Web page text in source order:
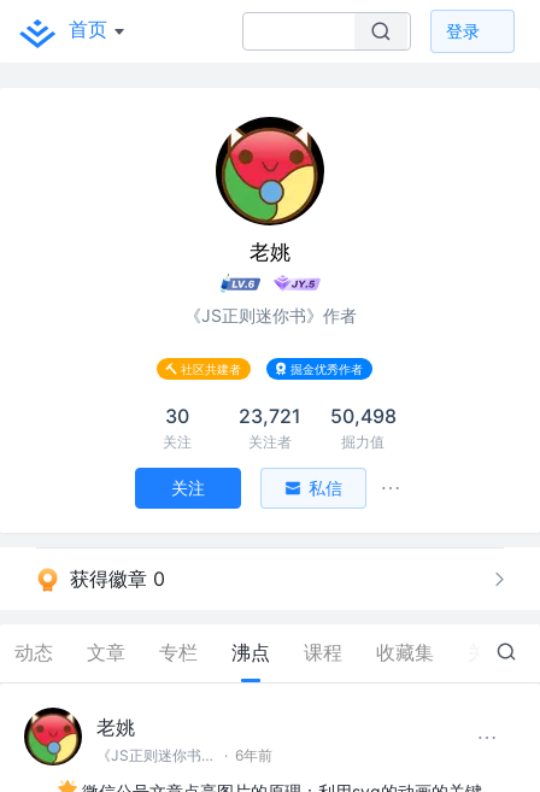
首页 登录
老姚
《JS正则迷你书》作者
社区共建者 掘金优秀作者
30
关注
23,721
关注者
50,498
掘力值
关注 私信
获得徽章 0
动态 文章 专栏 沸点 课程 收藏集 关注
老姚
《JS正则迷你书》作者 · 6年前